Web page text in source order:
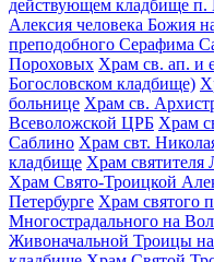
действующем кладбище
Алексия человека Божия
преподобного Серафима
Пороховых Храм св. ап. и
Богословском кладбище)
больнице Храм св.
Всеволожской ЦРБ Храм
Саблино Храм свт.
кладбище Храм
Храм Свято-Троицкой
Петербурге Храм святого
Многострадального на
Живоначальной Троицы